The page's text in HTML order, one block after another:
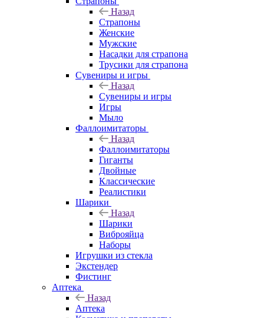
Назад
Страпоны
Женские
Мужские
Насадки для страпона
Трусики для страпона
Сувениры и игры
Назад
Сувениры и игры
Игры
Мыло
Фаллоимитаторы
Назад
Фаллоимитаторы
Гиганты
Двойные
Классические
Реалистики
Шарики
Назад
Шарики
Виброяйца
Наборы
Игрушки из стекла
Экстендер
Фистинг
Аптека
Назад
Аптека